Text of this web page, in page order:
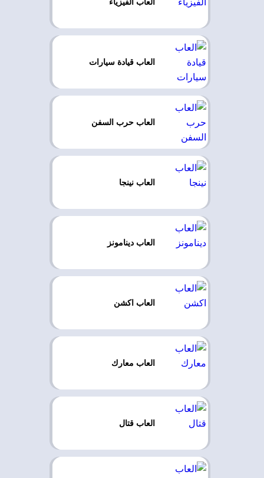
العاب قيادة سيارات
العاب حرب السفن
العاب نينجا
العاب دينامونز
العاب اكشن
العاب معارك
العاب قتال